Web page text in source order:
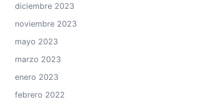
diciembre 2023
noviembre 2023
mayo 2023
marzo 2023
enero 2023
febrero 2022